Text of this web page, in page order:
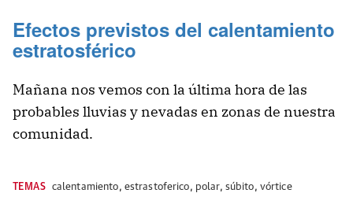
Efectos previstos del calentamiento
estratosférico
Mañana nos vemos con la última hora de las
probables lluvias y nevadas en zonas de nuestra
comunidad.
TEMAS calentamiento, estrastoferico, polar, súbito, vórtice